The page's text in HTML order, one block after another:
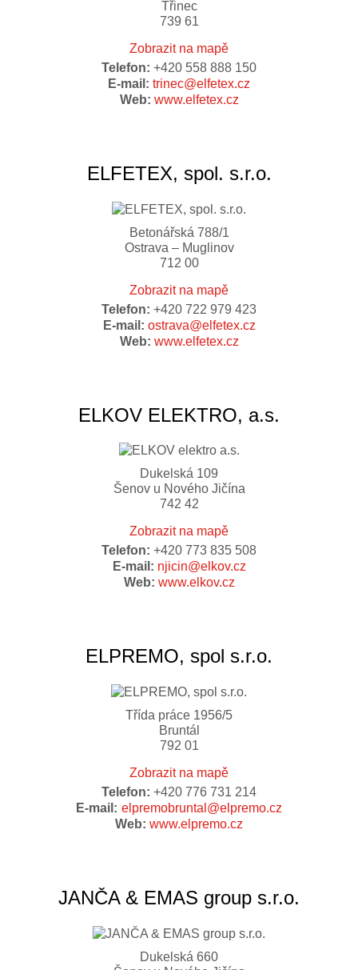
Třinec
739 61
Zobrazit na mapě
Telefon: +420 558 888 150
E-mail: trinec@elfetex.cz
Web: www.elfetex.cz
ELFETEX, spol. s.r.o.
Betonářská 788/1
Ostrava – Muglinov
712 00
Zobrazit na mapě
Telefon: +420 722 979 423
E-mail: ostrava@elfetex.cz
Web: www.elfetex.cz
ELKOV ELEKTRO, a.s.
Dukelská 109
Šenov u Nového Jičína
742 42
Zobrazit na mapě
Telefon: +420 773 835 508
E-mail: njicin@elkov.cz
Web: www.elkov.cz
ELPREMO, spol s.r.o.
Třída práce 1956/5
Bruntál
792 01
Zobrazit na mapě
Telefon: +420 776 731 214
E-mail: elpremobruntal@elpremo.cz
Web: www.elpremo.cz
JANČA & EMAS group s.r.o.
Dukelská 660